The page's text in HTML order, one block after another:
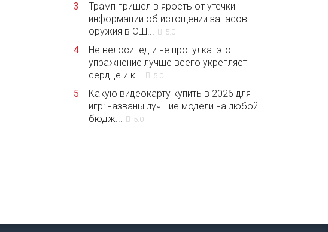
3
Трамп пришел в ярость от утечки
информации об истощении запасов
оружия в СШ...
5.0
4
Не велосипед и не прогулка: это
упражнение лучше всего укрепляет
сердце и к...
5.0
5
Какую видеокарту купить в 2026 для
игр: названы лучшие модели на любой
бюдж...
5.0